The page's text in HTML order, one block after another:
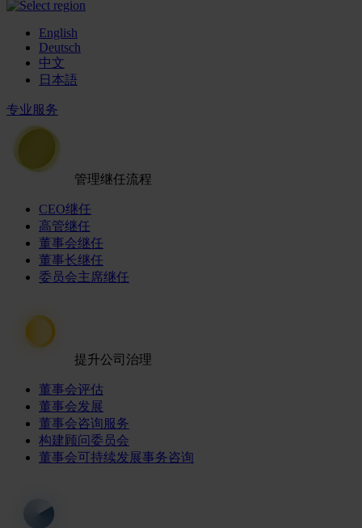
English
Deutsch
中文
日本語
专业服务
管理继任流程
CEO继任
高管继任
董事会继任
董事长继任
委员会主席继任
提升公司治理
董事会评估
董事会发展
董事会咨询服务
构建顾问委员会
董事会可持续发展事务咨询